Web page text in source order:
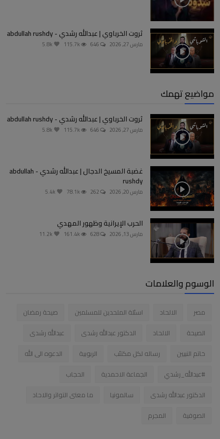
ثروت الخرباوي | عبدالله رشدي - abdullah rushdy
مارس 27, 2026
مواضيع تهمك
ثروت الخرباوي | عبدالله رشدي - abdullah rushdy
مارس 27, 2026
غضبة المسيخ الدجال | عبدالله رشدي - abdullah
rushdy
مارس 20, 2026
الحرب الإيرانية وظهور المهدي
مارس 13, 2026
الوسوم والعلامات
مصر الالحاد اسئلة الملحدين للمسلمين
صيحة رمضان
الصيحة
الالحاد الدكتور عبدالله رشدى
عبدالله رشدى
خاتم النبيين
رساله لكل مكتئب الربوبية
الدعوه الى الله
#عبدالله_رشدي
الجماعة الاحمدية
الحجاب
الدكتور عبدالله رشدى
سالمونيا
ما معنى التواتر والاحاد
الصوفية
المجرم